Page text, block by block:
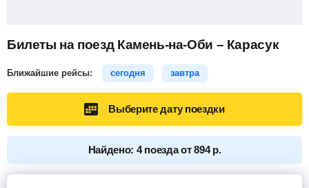
Билеты на поезд Камень-на-Оби – Карасук
Ближайшие рейсы: сегодня завтра
Выберите дату поездки
Найдено: 4 поезда от 894 р.